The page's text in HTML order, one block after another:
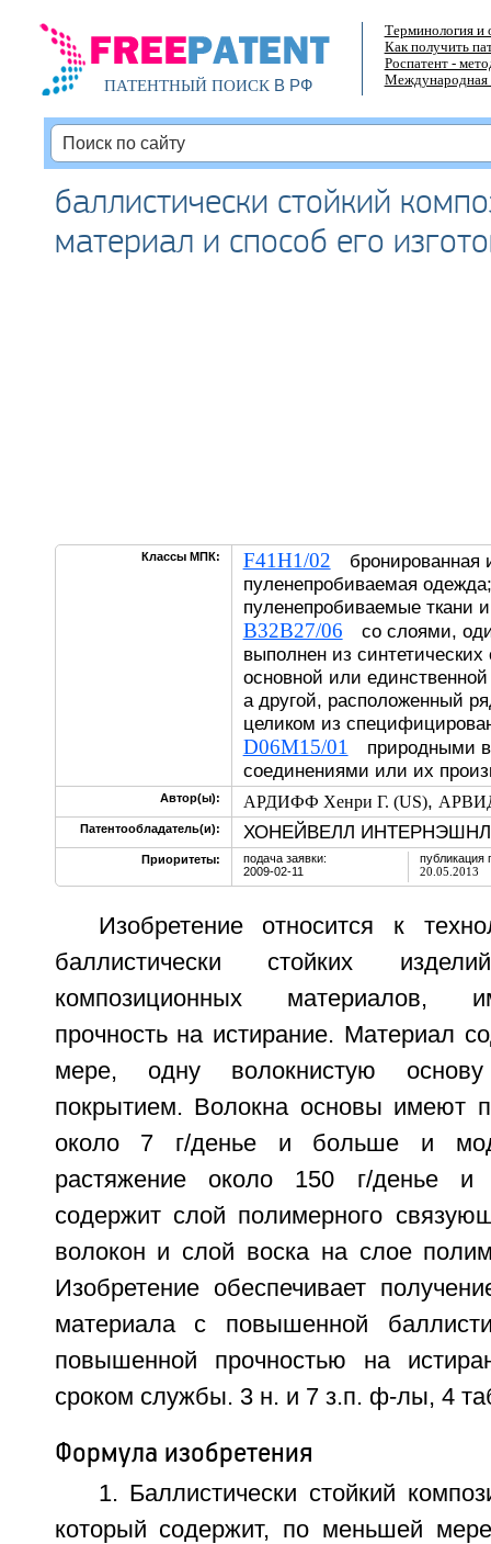
ПАТЕНТНЫЙ ПОИСКВ РФ
Терминология и
Как получить
Роспатент -
Международная
баллистически стойкий
материал и способ его
Классы МПК: F41H1/02 бронированная
пуленепробиваемая
пуленепробиваемые
B32B27/06 со слоями,
выполнен из
основной или
а другой, расположенный
целиком из
D06M15/01
природными
соединениями или их
Автор(ы): АРДИФФ Хенри Г. (US),
Патентообладатель(и): ХОНЕЙВЕЛЛ ИНТЕРНЭШНЛ
Приоритеты:
подача заявки:
2009-02-11
публикация
20.05.2013
Изобретение относится к
баллистически стойких
композиционных материалов,
прочность на истирание. Материал
мере, одну волокнистую
покрытием. Волокна основы имеют
около 7 г/денье и больше и
растяжение около 150 г/денье
содержит слой полимерного
волокон и слой воска на слое
Изобретение обеспечивает
материала с повышенной
повышенной прочностью на
сроком службы. 3 н. и 7 з.п. ф-лы, 4
Формула изобретения
1. Баллистически стойкий
который содержит, по меньшей